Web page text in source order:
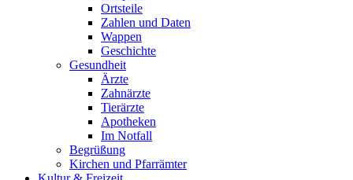
Ortsteile
Zahlen und Daten
Wappen
Geschichte
Gesundheit
Ärzte
Zahnärzte
Tierärzte
Apotheken
Im Notfall
Begrüßung
Kirchen und Pfarrämter